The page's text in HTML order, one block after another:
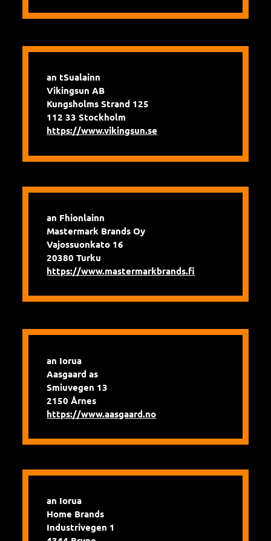
an tSualainn
Vikingsun AB
Kungsholms Strand 125
112 33 Stockholm
https://www.vikingsun.se
an Fhionlainn
Mastermark Brands Oy
Vajossuonkato 16
20380 Turku
https://www.mastermarkbrands.fi
an Iorua
Aasgaard as
Smiuvegen 13
2150 Årnes
https://www.aasgaard.no
an Iorua
Home Brands
Industrivegen 1